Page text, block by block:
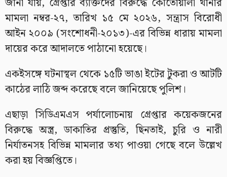
মামলা নম্বর-২৭, তারিখ ১৫ মে ২০২৬, সন্ত্রাস বিরোধী
আইন ২০০৯ (সংশোধনী-২০১৩)-এর বিভিন্ন ধারায় মামলা
দায়ের করে আদালতে পাঠানো হয়েছে।
একইসঙ্গে ঘটনাস্থল থেকে ১৫টি ভাঙা ইটের টুকরা ও আটটি
কাঠের লাঠি জব্দ করেছে বলে জানিয়েছে পুলিশ।
এছাড়া সিডিএমএস পর্যালোচনায় গ্রেপ্তার কয়েকজনের
বিরুদ্ধে অস্ত্র, ডাকাতির প্রস্তুতি, ছিনতাই, চুরি ও নারী
নির্যাতনসহ বিভিন্ন মামলার তথ্য পাওয়া গেছে বলে উল্লেখ
করা হয় বিজ্ঞপ্তিতে।